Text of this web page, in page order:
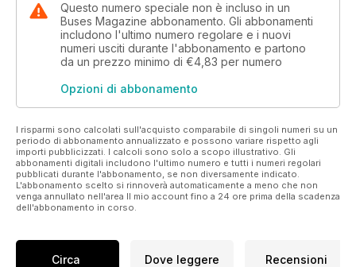
Questo numero speciale non è incluso in un
Buses Magazine abbonamento. Gli abbonamenti
includono l'ultimo numero regolare e i nuovi
numeri usciti durante l'abbonamento e partono
da un prezzo minimo di €4,83 per numero
Opzioni di abbonamento
I risparmi sono calcolati sull'acquisto comparabile di singoli numeri su un
periodo di abbonamento annualizzato e possono variare rispetto agli
importi pubblicizzati. I calcoli sono solo a scopo illustrativo. Gli
abbonamenti digitali includono l'ultimo numero e tutti i numeri regolari
pubblicati durante l'abbonamento, se non diversamente indicato.
L'abbonamento scelto si rinnoverà automaticamente a meno che non
venga annullato nell'area Il mio account fino a 24 ore prima della scadenza
dell'abbonamento in corso.
Circa Dove leggere Recensioni